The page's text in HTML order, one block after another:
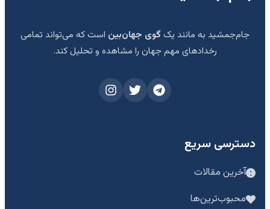
جام‌جمشید به مانند یک گوی جهان‌بین است که می‌تواند تمامی
رخدادهای مهم جهان را مشاهده و تحلیل کند.
دسترسی سریع
آخرین مقالات
محبوب‌ترین‌ها